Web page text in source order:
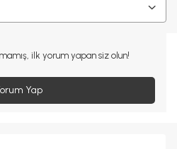
ilk yorum yapan siz olun!
Yap